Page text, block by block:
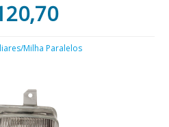
Milha Paralelos